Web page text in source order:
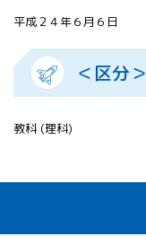
平成２４年６月６日
＜区分＞
教科 (理科)